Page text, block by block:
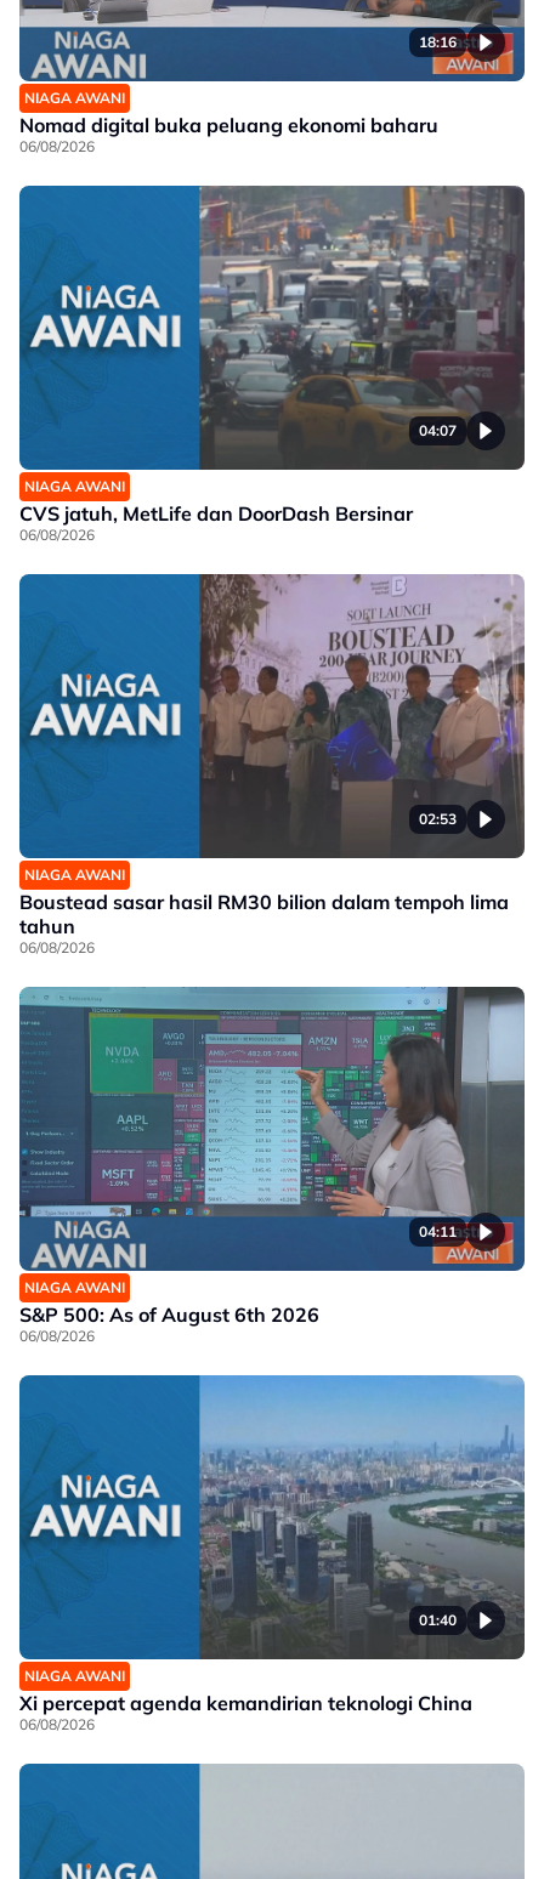
18:16
NIAGA AWANI
Nomad digital buka peluang ekonomi baharu
06/08/2026
04:07
NIAGA AWANI
CVS jatuh, MetLife dan DoorDash Bersinar
06/08/2026
02:53
NIAGA AWANI
Boustead sasar hasil RM30 bilion dalam tempoh lima
tahun
06/08/2026
04:11
NIAGA AWANI
S&P 500: As of August 6th 2026
06/08/2026
01:40
NIAGA AWANI
Xi percepat agenda kemandirian teknologi China
06/08/2026